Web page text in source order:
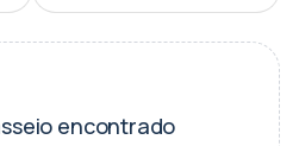
encontrado